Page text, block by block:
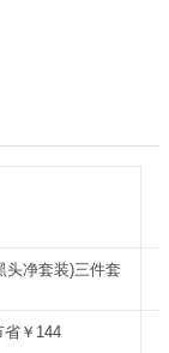
头净套装)三件套
省 ￥ 144